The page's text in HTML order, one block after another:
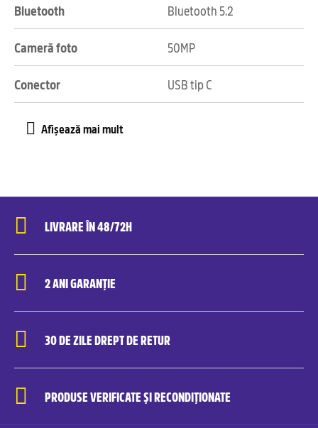
Bluetooth Bluetooth 5.2
Cameră foto 50MP
Conector USB tip C
LIVRARE ÎN 48/72H
2 ANI GARANȚIE
30 DE ZILE DREPT DE RETUR
PRODUSE VERIFICATE ȘI RECONDIȚIONATE